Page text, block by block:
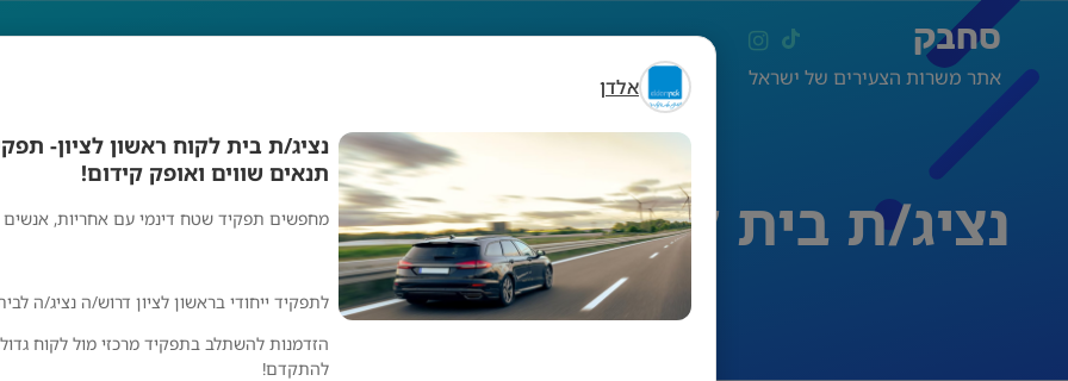
אלדן
נציג/ת בית לקוח ראשון לציון-
תנאים שווים ואופק קידום!
מחפשים תפקיד שטח דינמי עם אחריות, אנשים
לתפקיד ייחודי בראשון לציון דרוש/ה נציג/ה
הזדמנות להשתלב בתפקיד מרכזי מול לקוח
להתקדם!
סחבק
אתר משרות הצעירים של ישראל
נציג/ת בית לקוח ראשון לציון- תפקיד
ואופק קידום!